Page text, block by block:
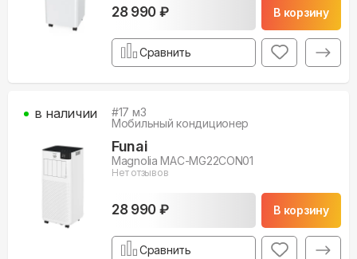
28 990 ₽ В корзину
Сравнить
#17 м3
Мобильный кондиционер
Funai
Magnolia MAC-MG22CON01
Нет отзывов
28 990 ₽ В корзину
в наличии
Сравнить